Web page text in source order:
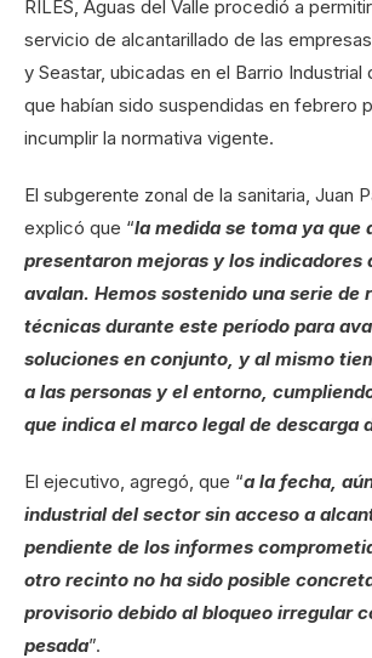
RILES, Aguas del Valle procedió a
servicio de alcantarillado de las
y Seastar, ubicadas en el Barrio Industrial
que habían sido suspendidas en febrero
incumplir la normativa vigente.
El subgerente zonal de la sanitaria, Juan
explicó que “la medida se toma ya que
presentaron mejoras y los indicadores
avalan. Hemos sostenido una serie de
técnicas durante este período para
soluciones en conjunto, y al mismo
a las personas y el entorno,
que indica el marco legal de descarga
El ejecutivo, agregó, que “a la fecha,
industrial del sector sin acceso a
pendiente de los informes
otro recinto no ha sido posible
provisorio debido al bloqueo irregular
pesada”.